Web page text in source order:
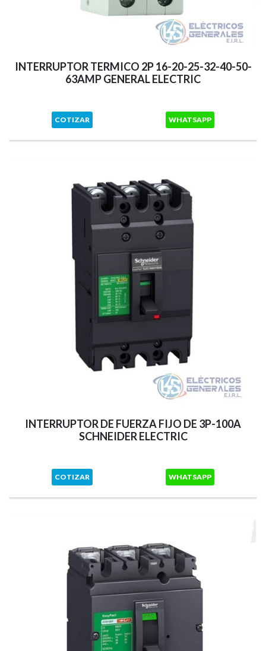
INTERRUPTOR TERMICO 2P 16-20-25-32-40-50-
63AMP GENERAL ELECTRIC
COTIZAR WHATSAPP
INTERRUPTOR DE FUERZA FIJO DE 3P-100A
SCHNEIDER ELECTRIC
COTIZAR WHATSAPP